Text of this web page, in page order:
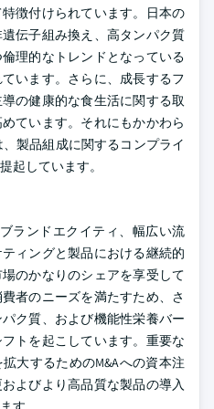
徴付けられています。日本の
伝子組み換え、高タンパク質
理的なトレンドとなっている
います。さらに、成長するフ
の健康的な食生活に関する取
ています。それにもかかわら
製品組成に関するコンプライ
起しています。
ランドエクイティ、幅広い流
ィングと製品における継続的
のかなりのシェアを享受して
者のニーズを満たすため、さ
ク質、および機能性栄養バー
トを起こしています。重要な
大するためのM&Aへの資本注
よびより高品質な製品の導入